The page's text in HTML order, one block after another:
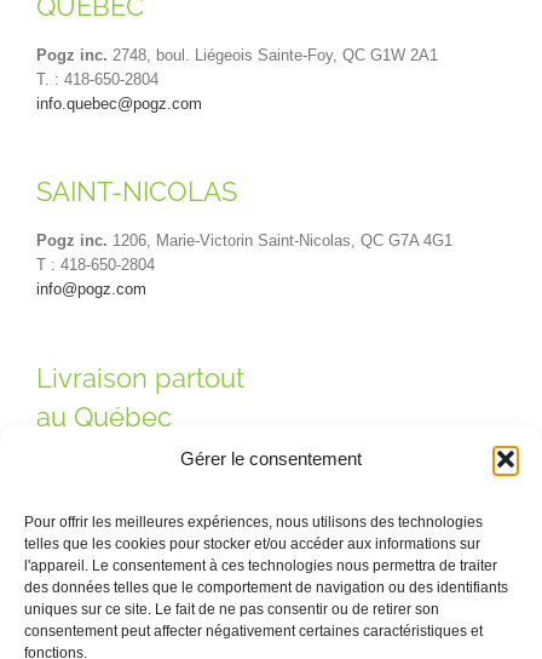
Gérer le consentement
Pour offrir les meilleures expériences, nous utilisons des technologies
telles que les cookies pour stocker et/ou accéder aux informations sur
l'appareil. Le consentement à ces technologies nous permettra de traiter
des données telles que le comportement de navigation ou des identifiants
uniques sur ce site. Le fait de ne pas consentir ou de retirer son
consentement peut affecter négativement certaines caractéristiques et
fonctions.
Pogz inc. 2748, boul. Liégeois Sainte-Foy, QC G1W 2A1
T. : 418-650-2804
info.quebec@pogz.com
SAINT-NICOLAS
Pogz inc. 1206, Marie-Victorin Saint-Nicolas, QC G7A 4G1
T : 418-650-2804
info@pogz.com
Livraison partout
au Québec
Contactez-nous ! · Québec, Montréal, Saint-Nicolas ·